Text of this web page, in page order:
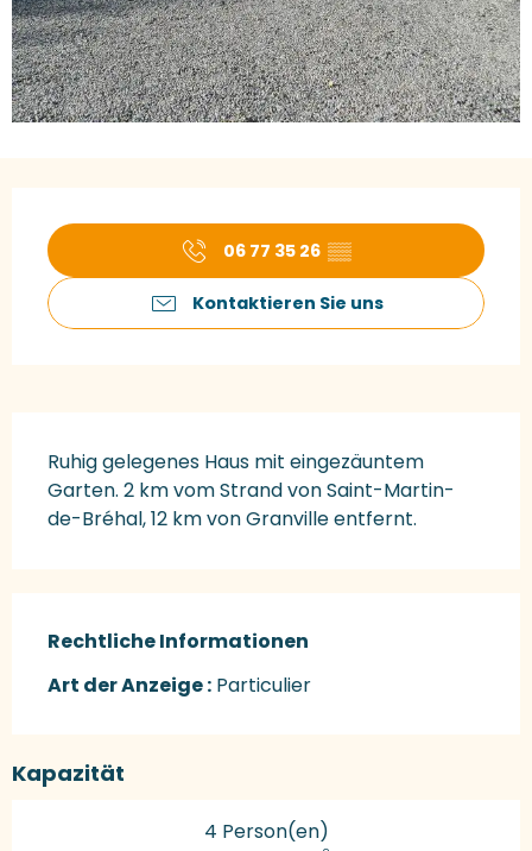
06 77 35 26 ▒▒
Kontaktieren Sie uns
Ruhig gelegenes Haus mit eingezäuntem
Garten. 2 km vom Strand von Saint-Martin-
de-Bréhal, 12 km von Granville entfernt.
Rechtliche Informationen
Rechtliche Informationen
Art der Anzeige : Particulier
Kapazität
4 Person(en)